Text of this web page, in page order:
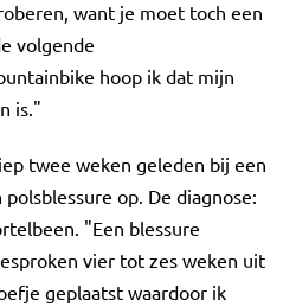
want je moet toch een
volgende
hoop ik dat mijn
is."
twee weken geleden bij een
op. De diagnose:
"Een blessure
vier tot zes weken uit
geplaatst waardoor ik